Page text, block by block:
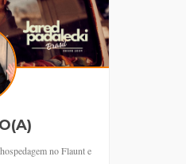
no Flaunt e